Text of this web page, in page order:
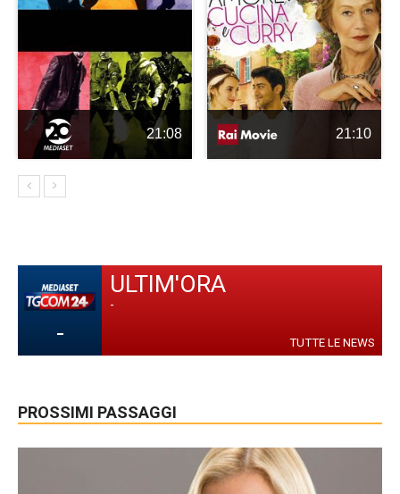
21:08 21:10
-
ULTIM'ORA
-
TUTTE LE NEWS
PROSSIMI PASSAGGI